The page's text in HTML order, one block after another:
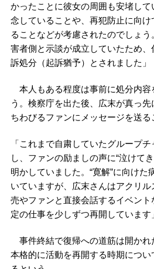
かったことに彼女の周囲も安堵し
念していることや、再犯防止に向
ることなどが考慮されたのでしょ
害者側と示談が成立していたため
訴処分（起訴猶予）とされました」
本人もある程度は事前に処分内容
う。検察庁を出た後、広末が真っ
ちわびるファンにメッセージを送る
「これまで自粛していたグループ
し、ファンの励ましの声に“泣けて
明かしていました。“寛解”に向けた
いていますが、広末さんはアクリ
売やファンと直接会話するイベン
定の仕事を少しずつ再開しています
事件終結で復帰への道筋は開かれ
本格的に活動を再開する時期につ